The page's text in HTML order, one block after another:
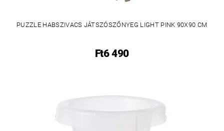
PUZZLE HABSZIVACS JÁTSZÓSZŐNYEG LIGHT PINK 90X90 CM
Ft6 490